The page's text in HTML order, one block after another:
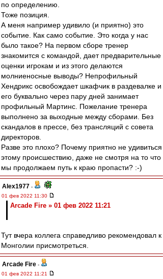
по определению.
Тоже позиция.
А меня например удивило (и приятно) это
событие. Как само событие. Это когда у нас
было такое? На первом сборе тренер
знакомится с командой, дает предварительные
оценки игрокам и из этого делаются
молниеносные выводы? Непрофильный
Хендрикс освобождает шкафчик в раздевалке и
его буквально через пару дней занимает
профильный Мартинс. Пожелание тренера
выполнено за выходные между сборами. Без
скандалов в прессе, без трансляций с совета
директоров.
Разве это плохо? Почему приятно не удивиться
этому происшествию, даже не смотря на то что
мы продолжаем путь к краю пропасти? :-)
Alex1977 -
01 фев 2022 11:30
Arcade Fire » 01 фев 2022 11:21
Тут вчера коллега справедливо рекомендовал к
Монголии присмотреться.
Arcade Fire -
01 фев 2022 11:21